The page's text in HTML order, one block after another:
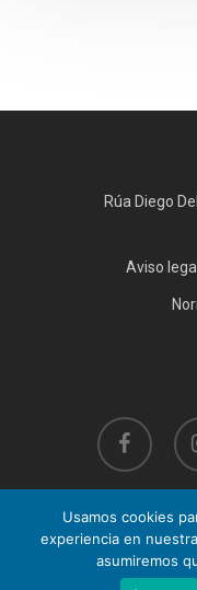
Rúa Diego
Aviso legal
facebook
©
Usamos cookies
experiencia en
asumiremos